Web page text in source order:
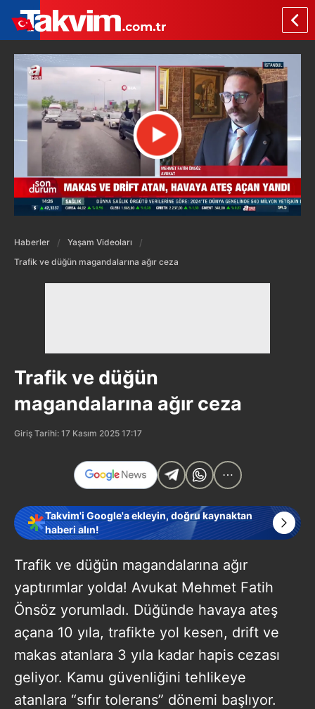
Haberler
Yaşam Videoları
Trafik ve düğün magandalarına ağır ceza
Trafik ve düğün
magandalarına ağır ceza
Giriş Tarihi: 17 Kasım 2025 17:17
Takvim'i Google'a ekleyin, doğru kaynaktan
haberi alın!
Trafik ve düğün magandalarına ağır
yaptırımlar yolda! Avukat Mehmet Fatih
Önsöz yorumladı. Düğünde havaya ateş
açana 10 yıla, trafikte yol kesen, drift ve
makas atanlara 3 yıla kadar hapis cezası
geliyor. Kamu güvenliğini tehlikeye
atanlara “sıfır tolerans” dönemi başlıyor.